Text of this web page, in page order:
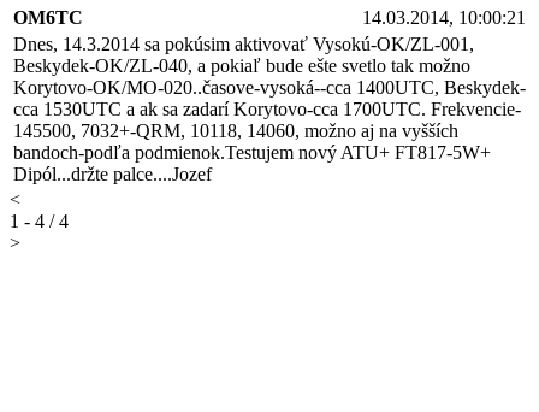
OM6TC
14.03.2014, 10:00:21
Dnes, 14.3.2014 sa pokúsim aktivovať Vysokú-OK/ZL-001,
Beskydek-OK/ZL-040, a pokiaľ bude ešte svetlo tak možno
Korytovo-OK/MO-020..časove-vysoká--cca 1400UTC, Beskydek-
cca 1530UTC a ak sa zadarí Korytovo-cca 1700UTC. Frekvencie-
145500, 7032+-QRM, 10118, 14060, možno aj na vyšších
bandoch-podľa podmienok.Testujem nový ATU+ FT817-5W+
Dipól...držte palce....Jozef
<
1 - 4 / 4
>